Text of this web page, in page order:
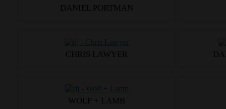
DANIEL PORTMAN
CHRIS LAWYER
WOLF + LAMB